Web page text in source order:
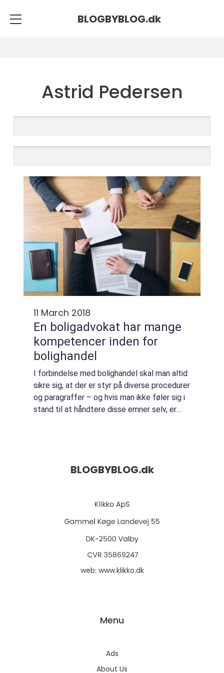
BLOGBYBLOG.dk
Astrid Pedersen
11 March 2018
En boligadvokat har mange
kompetencer inden for
bolighandel
I forbindelse med bolighandel skal man altid
sikre sig, at der er styr på diverse procedurer
og paragraffer – og hvis man ikke føler sig i
stand til at håndtere disse emner selv, er
BLOGBYBLOG.dk
web: www.klikko.dk
Menu
Ads
About Us